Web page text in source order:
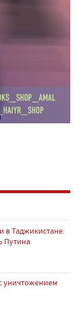
в Таджикистане:
Путина
уничтожением